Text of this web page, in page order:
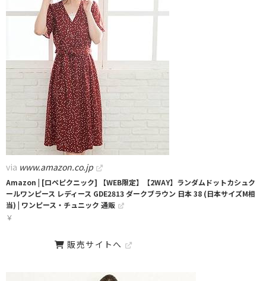
via www.amazon.co.jp
Amazon | [ロペピクニック] 【WEB限定】【2WAY】ランダムドットカシュク
ールワンピース レディース GDE2813 ダークブラウン 日本 38 (日本サイズM相
当) | ワンピース・チュニック 通販
￥
販売サイトへ